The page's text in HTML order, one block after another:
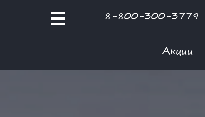
8-800-300-3779
Акции